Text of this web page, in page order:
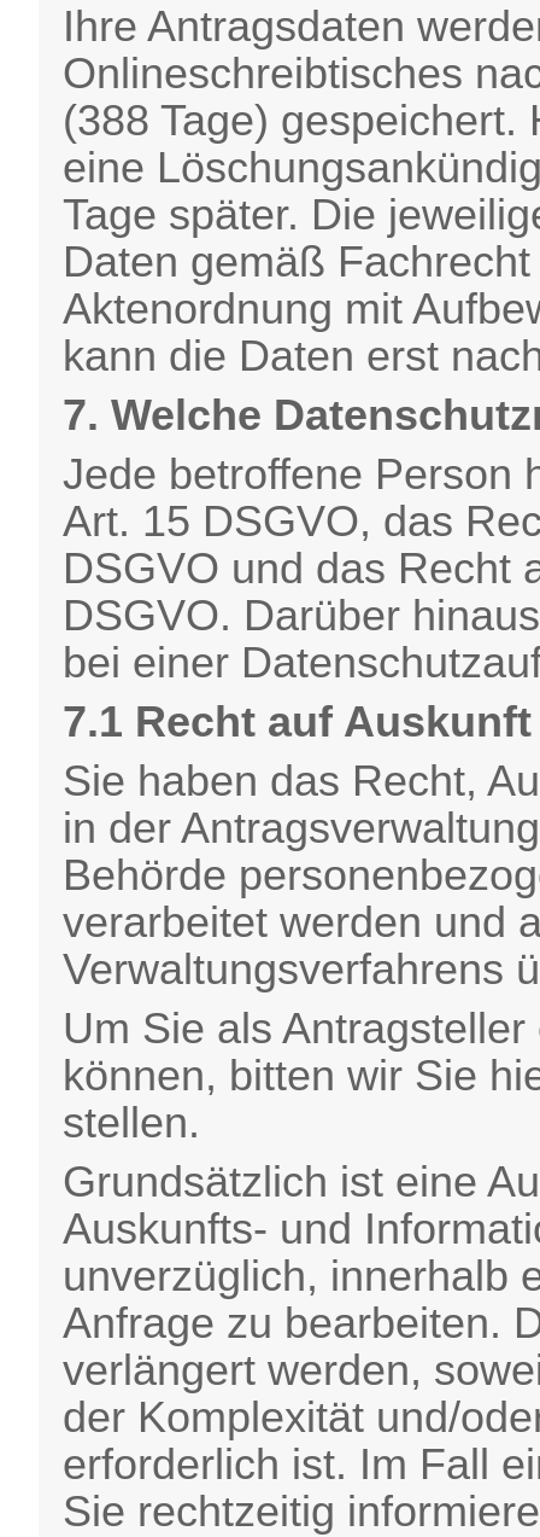
Ihre Antragsdaten
Onlineschreibtisches
(388 Tage) gespeichert.
eine
Tage später. Die
Daten gemäß
Aktenordnung mit
kann die Daten erst
7. Welche
Jede betroffene Person
Art. 15 DSGVO, das
DSGVO und das Recht
DSGVO. Darüber
bei einer
7.1 Recht auf Auskunft
Sie haben das Recht,
in der
Behörde
verarbeitet werden und
Verwaltungsverfahrens
Um Sie als
können, bitten wir Sie
stellen.
Grundsätzlich ist eine
Auskunfts- und
unverzüglich, innerhalb
Anfrage zu bearbeiten.
verlängert werden,
der Komplexität und/
erforderlich ist. Im Fall
Sie rechtzeitig